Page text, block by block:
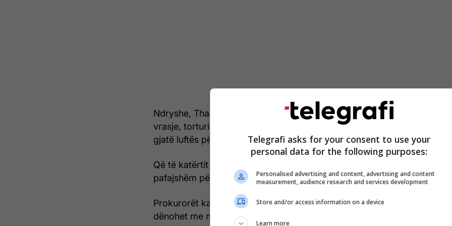
Ndryshe, Thaçi, Veseli, Krasniqi dhe Selimi, akuzohen për vepra si
vrasje, torturim dhe përndjekje, gjoja të kryera gjatë viteve 1998-’99
gjatë luftës për pavarësimin e Kosovës nga Serbia.
Që të katërtit i kanë mohuar këto akuza dhe janë deklaruar të
pafajshëm për akuzat që përfshijnë rreth 155 viktima.
Prokurorët kanë kërkuar që ata të shpallen fajtorë dhe secili të
dënohet me nga 45 vjet burgim për krimet e pretenduara.
Telegrafi asks for your consent to use your
personal data for the following purposes:
Personalised advertising and content, advertising and content
measurement, audience research and services development
Store and/or access information on a device
Learn more